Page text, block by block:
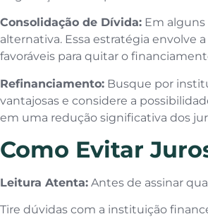
Consolidação de Dívida: Em alguns
alternativa. Essa estratégia envolve
favoráveis para quitar o
Refinanciamento: Busque por
vantajosas e considere a
em uma redução significativa dos
Como Evitar
Leitura Atenta: Antes de assinar
Tire dúvidas com a instituição